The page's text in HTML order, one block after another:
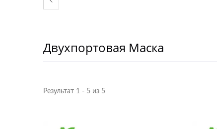
Двухпортовая Маска
Результат 1 - 5 из 5